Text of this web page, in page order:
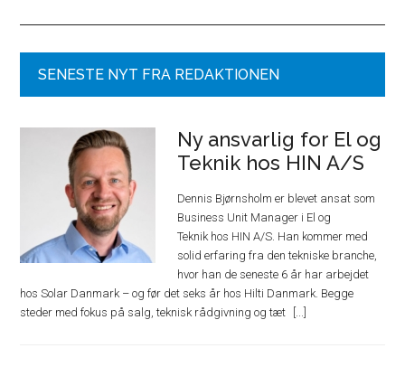
SENESTE NYT FRA REDAKTIONEN
Ny ansvarlig for El og
Teknik hos HIN A/S
Dennis Bjørnsholm er blevet ansat som
Business Unit Manager i El og
Teknik hos HIN A/S. Han kommer med
solid erfaring fra den tekniske branche,
hvor han de seneste 6 år har arbejdet
hos Solar Danmark – og før det seks år hos Hilti Danmark. Begge
steder med fokus på salg, teknisk rådgivning og tæt